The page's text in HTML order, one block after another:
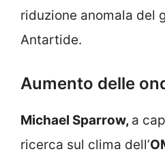
riduzione anomala del
Antartide.
Aumento delle
Michael Sparrow, a
ricerca sul clima dell’